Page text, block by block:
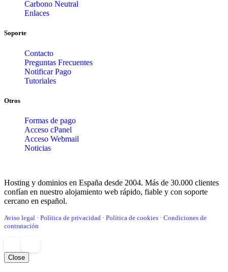
Carbono Neutral
Enlaces
Soporte
Contacto
Preguntas Frecuentes
Notificar Pago
Tutoriales
Otros
Formas de pago
Acceso cPanel
Acceso Webmail
Noticias
Hosting y dominios en España desde 2004. Más de 30.000 clientes
confían en nuestro alojamiento web rápido, fiable y con soporte
cercano en español.
Aviso legal · Política de privacidad · Política de cookies · Condiciones de
contratación
Close